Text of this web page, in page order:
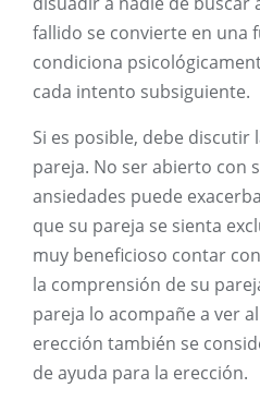
fallido se convierte en una
condiciona
cada intento subsiguiente.
Si es posible, debe discutir
pareja. No ser abierto con
ansiedades puede
que su pareja se sienta
muy beneficioso contar
la comprensión de su
pareja lo acompañe a ver
erección también se
de ayuda para la erección.